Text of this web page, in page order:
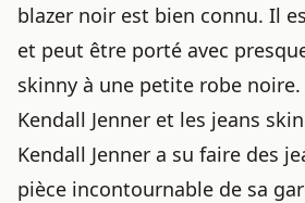
blazer noir est bien connu. Il
et peut être porté avec
skinny à une petite robe noire.
Kendall Jenner et les jeans
Kendall Jenner a su faire des
pièce incontournable de sa